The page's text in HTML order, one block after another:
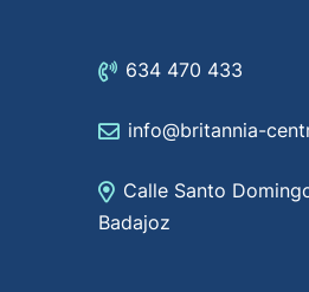
634 470 433
info@britannia-
Calle Santo
Badajoz